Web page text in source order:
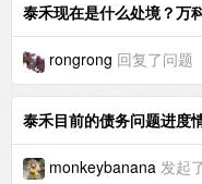
泰禾现在是什么处境？万
rongrong 回复了问题
泰禾目前的债务问题进度
monkeybanana 发起